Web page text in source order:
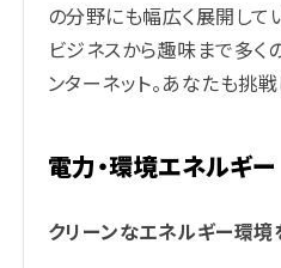
の分野にも幅広く展開して
ビジネスから趣味まで多
ンターネット。あなたも挑
電力・環境エネルギー
クリーンなエネルギー環境